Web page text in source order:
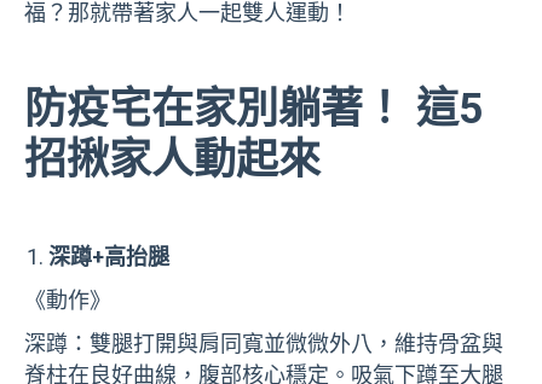
福？那就帶著家人一起雙人運動！
防疫宅在家別躺著！ 這5
招揪家人動起來
深蹲+高抬腿
《動作》
深蹲：雙腿打開與肩同寬並微微外八，維持骨盆與
脊柱在良好曲線，腹部核心穩定。吸氣下蹲至大腿